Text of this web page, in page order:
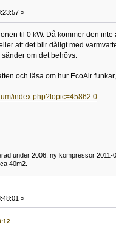
»
til 0 kW. Då kommer den inte
att det blir dåligt med
om det behövs.
och läsa om hur EcoAir
index.php?topic=45862.0
under 2006, ny kompressor
40m2.
»